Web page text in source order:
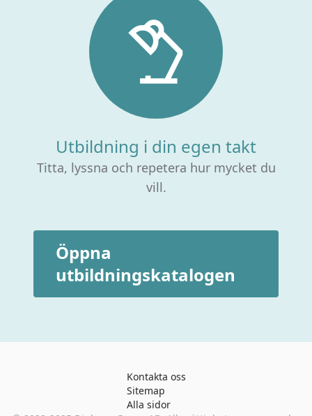
Utbildning i din egen takt
Titta, lyssna och repetera hur mycket du
vill.
Öppna
utbildningskatalogen
Kontakta oss
Sitemap
Alla sidor